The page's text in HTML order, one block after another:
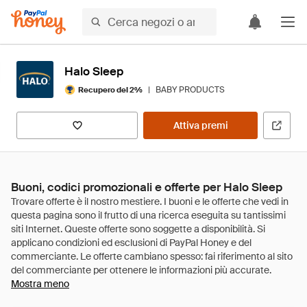
Halo Sleep
Recupero del 2% | BABY PRODUCTS
Attiva premi
Buoni, codici promozionali e offerte per Halo Sleep
Mostra meno